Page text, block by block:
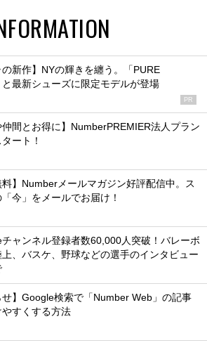
の新作】NYの輝きを纏う。「PURE
と最新シューズに限定モデルが登場
PR
仲間とお得に】NumberPREMIER法人プラン
ート！
料】Numberメールマガジン好評配信中。ス
今」をメールでお届け！
チャンネル登録者数60,000人突破！バレーボ
上、バスケ、野球などの選手のインタビュー
せ】Google検索で「Number Web」の記事
やすくする方法